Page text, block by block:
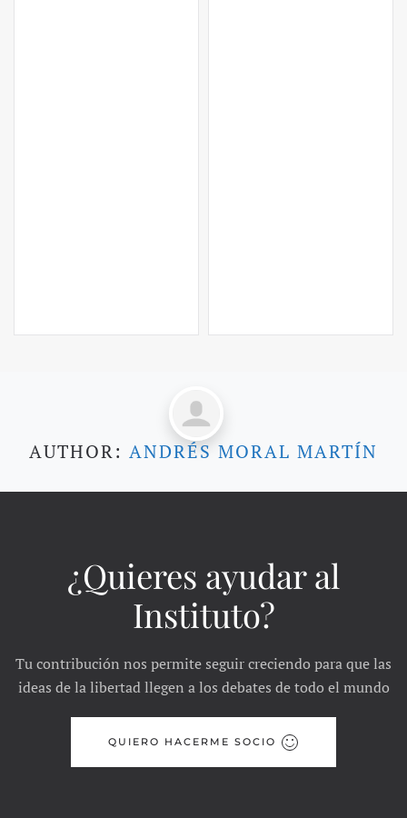
AUTHOR: ANDRÉS MORAL MARTÍN
¿Quieres ayudar al
Instituto?
Tu contribución nos permite seguir creciendo para que las
ideas de la libertad llegen a los debates de todo el mundo
QUIERO HACERME SOCIO